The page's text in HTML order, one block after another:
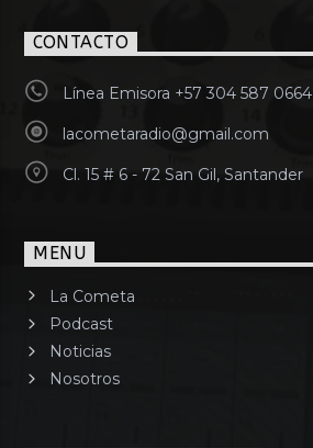
CONTACTO
Línea Emisora +57 304 587 0664
lacometaradio@gmail.com
Cl. 15 # 6 - 72 San Gil, Santander
MENU
La Cometa
Podcast
Noticias
Nosotros